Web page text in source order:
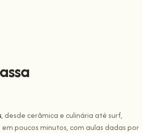
, desde cerâmica e culinária até surf,
poucos minutos, com aulas dadas por